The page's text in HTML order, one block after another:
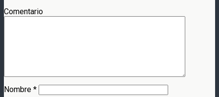
Comentario
Nombre *